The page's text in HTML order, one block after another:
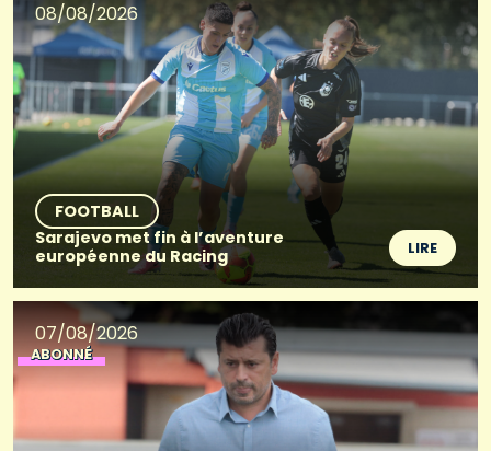
08/08/2026
FOOTBALL
Sarajevo met fin à l’aventure
européenne du Racing
LIRE
07/08/2026
ABONNÉ